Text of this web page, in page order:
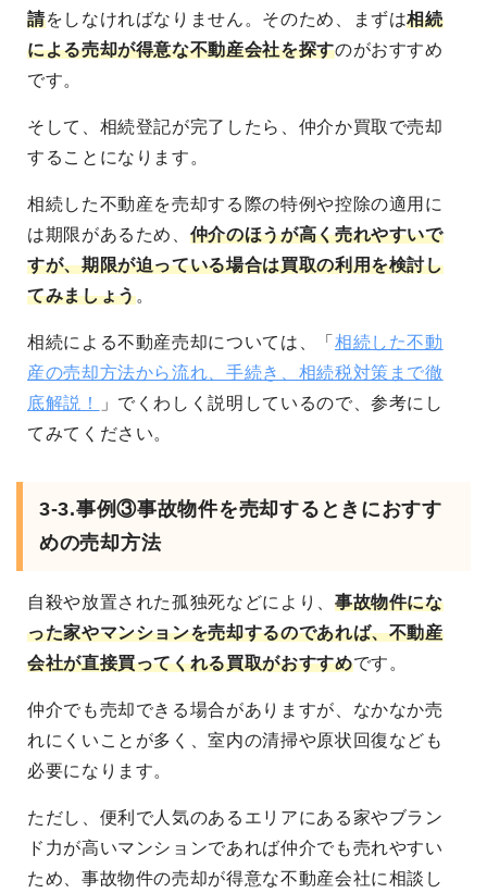
請をしなければなりません。そのため、まずは相続
による売却が得意な不動産会社を探すのがおすすめ
です。
そして、相続登記が完了したら、仲介か買取で売却
することになります。
相続した不動産を売却する際の特例や控除の適用に
は期限があるため、 仲介のほうが高く売れやすいで
すが、期限が迫っている場合は買取の利用を検討し
てみましょう。
相続による不動産売却については、「 相続した不動
産の売却方法から流れ、手続き、相続税対策まで徹
底解説！
」でくわしく説明しているので、参考にし
てみてください。
3-3.事例③事故物件を売却するときにおすす
めの売却方法
自殺や放置された孤独死などにより、 事故物件にな
った家やマンションを売却するのであれば、不動産
会社が直接買ってくれる買取がおすすめです。
仲介でも売却できる場合がありますが、なかなか売
れにくいことが多く、室内の清掃や原状回復なども
必要になります。
ただし、便利で人気のあるエリアにある家やブラン
ド力が高いマンションであれば仲介でも売れやすい
ため、事故物件の売却が得意な不動産会社に相談し